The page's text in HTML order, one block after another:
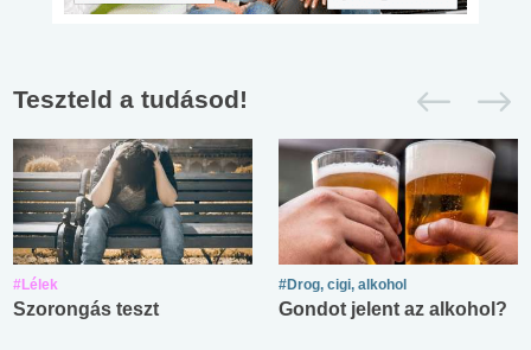
Teszteld a tudásod!
#Lélek
Szorongás teszt
#Drog, cigi, alkohol
Gondot jelent az alkohol?